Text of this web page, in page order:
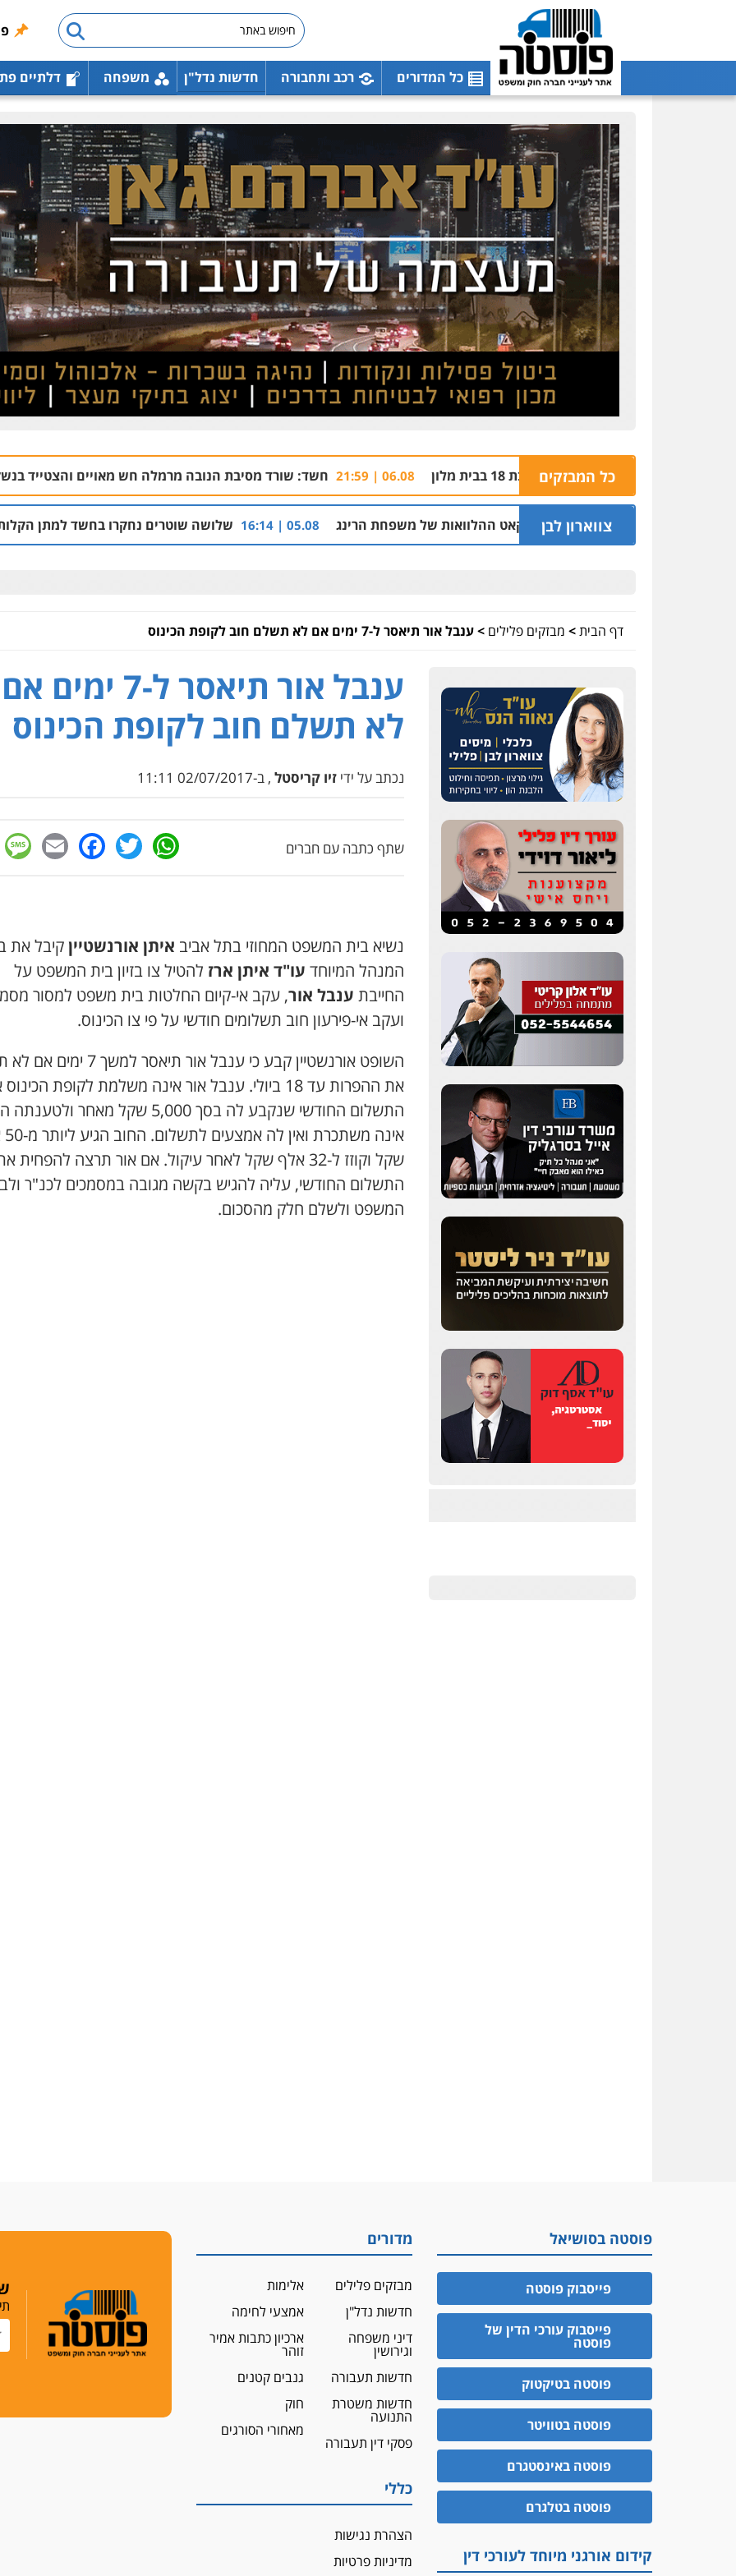
כל המדורים רכב ותחבורה חדשות נדל"ן משפחה דלתיים
כל המבזקים 06.08 | 21:59 חשד: שורד מסיבת הנובה מרמלה חש מאויים והצטייד בנשק ללא רישיון
צווארון לבן
לשעבר בחיפה וסינדיקאט ההלוואות של משפחת הרינג 05.08 | 16:14 שלושה שוטרים נחקרו בחשד למתן הקלות למועדון
דף הבית> מבזקים פלילים >ענבל אור תיאסר ל-7 ימים אם לא תשלם חוב לקופת הכינוס
ענבל אור תיאסר ל-7 ימים אם
לא תשלם חוב לקופת הכינוס
נכתב על ידי זיו קריסטל , ב-02/07/2017 11:11
שתף כתבה עם חברים WhatsApp
Twitter
נשיא בית המשפט המחוזי בתל אביב איתן אורנשטייןקיבל את
המנהל המיוחד עו"ד איתן ארז להטיל צו בזיון בית המשפט על
החייבת ענבל אור, עקב אי-קיום החלטות בית משפט למסור
ועקב אי-פירעון חוב תשלומים חודשי על פי צו הכינוס.
השופט אורנשטיין קבע כי ענבל אור תיאסר למשך
את ההפרות עד 18 ביולי. ענבל אור אינה משלמת לקופת
התשלום החודשי שנקבע לה בסך 5,000 שקל מאחר
שקל וקוזז ל-32 אלף שקל לאחר עיקול. אם אור תרצה להפחית
התשלום החודשי, עליה להגיש בקשה מגובה במסמכים לכנ"ר
המשפט ולשלם חלק מהסכום.
פוסטה בסושיאל
פייסבוק פוסטה
פייסבוק עורכי הדין של
פוסטה
פוסטה בטיקטוק
פוסטה בטוויטר
פוסטה באינסטגרם
פוסטה בטלגרם
קידום אורגני מיוחד לעורכי דין
מדורים
מבזקים פלילים
חדשות נדל"ן
דיני משפחה
וגירושין
חדשות תעבורה
חדשות משטרת
התנועה
פסקי דין תעבורה
אלימות
אמצעי לחימה
ארכיון כתבות אמיר
זוהר
גנבים קטנים
חוק
מאחורי הסורגים
כללי
הצהרת נגישות
מדיניות פרטיות